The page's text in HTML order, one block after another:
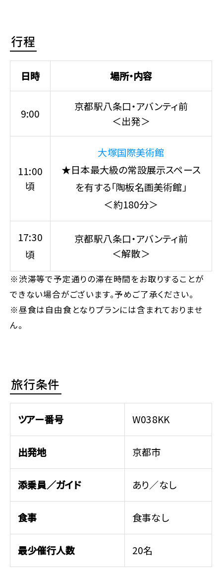
行程
日時 場所・内容
9:00
京都駅八条口・アバンティ前
＜出発＞
11:00
頃
大塚国際美術館
★日本最大級の常設展示スペース
を有する「陶板名画美術館」
＜約180分＞
17:30
頃
京都駅八条口・アバンティ前
＜解散＞
※渋滞等で予定通りの滞在時間をお取りすることが
できない場合がございます。予めご了承ください。
※昼食は自由食となりプランには含まれておりませ
ん。
旅行条件
ツアー番号 W038KK
出発地 京都市
添乗員／ガイド あり／なし
食事 食事なし
最少催行人数 20名